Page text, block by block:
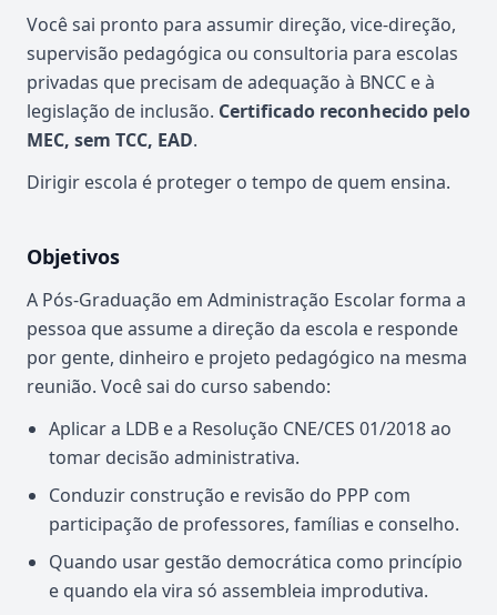
Você sai pronto para assumir direção, vice-direção,
supervisão pedagógica ou consultoria para escolas
privadas que precisam de adequação à BNCC e à
legislação de inclusão. Certificado reconhecido pelo
MEC, sem TCC, EAD.
Dirigir escola é proteger o tempo de quem ensina.
Objetivos
A Pós-Graduação em Administração Escolar forma a
pessoa que assume a direção da escola e responde
por gente, dinheiro e projeto pedagógico na mesma
reunião. Você sai do curso sabendo:
Aplicar a LDB e a Resolução CNE/CES 01/2018 ao
tomar decisão administrativa.
Conduzir construção e revisão do PPP com
participação de professores, famílias e conselho.
Quando usar gestão democrática como princípio
e quando ela vira só assembleia improdutiva.